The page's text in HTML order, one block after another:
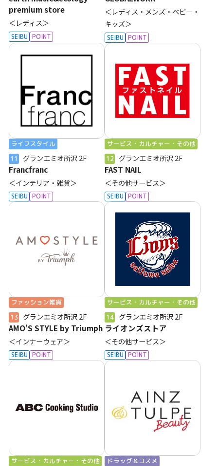
premium store
＜レディス＞
SEIBU POINT
＜レディス・メンズ・ベビー・
キッズ＞
SEIBU POINT
ライフスタイル
11
グランエミオ所沢 2F
Francfranc
＜インテリア・雑貨＞
SEIBU POINT
サービス・カルチャー・その他
12
グランエミオ所沢 2F
FAST NAIL
＜その他サービス＞
SEIBU POINT
ファッション雑貨
13
グランエミオ所沢 2F
AMO’S STYLE by Triumph
＜インナーウェア＞
SEIBU POINT
サービス・カルチャー・その他
14
グランエミオ所沢 2F
ライオンズストア
＜その他サービス＞
SEIBU POINT
サービス・カルチャー・その他
ドラッグ＆コスメ